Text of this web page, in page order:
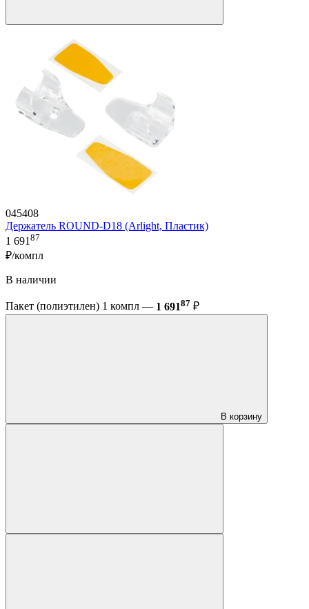
045408
Держатель ROUND-D18 (Arlight, Пластик)
1 69187
₽/компл
В наличии
Пакет (полиэтилен) 1 компл — 1 69187 ₽
В корзину